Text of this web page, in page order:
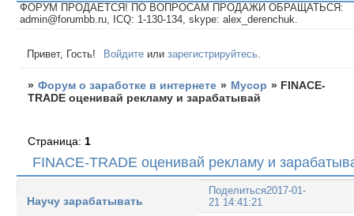
ФОРУМ ПРОДАЕТСЯ! ПО ВОПРОСАМ ПРОДАЖИ ОБРАЩАТЬСЯ:
admin@forumbb.ru, ICQ: 1-130-134, skype: alex_derenchuk.
Привет, Гость! Войдите илизарегистрируйтесь
» Форум о заработке в интернете » Мусор » FINACE-
TRADE оценивай рекламу и зарабатывай
FINACE-TRADE оценивай рекламу и
Страница: 1
Поделиться2017-01-
21 14:41:21
Научу зарабатывать